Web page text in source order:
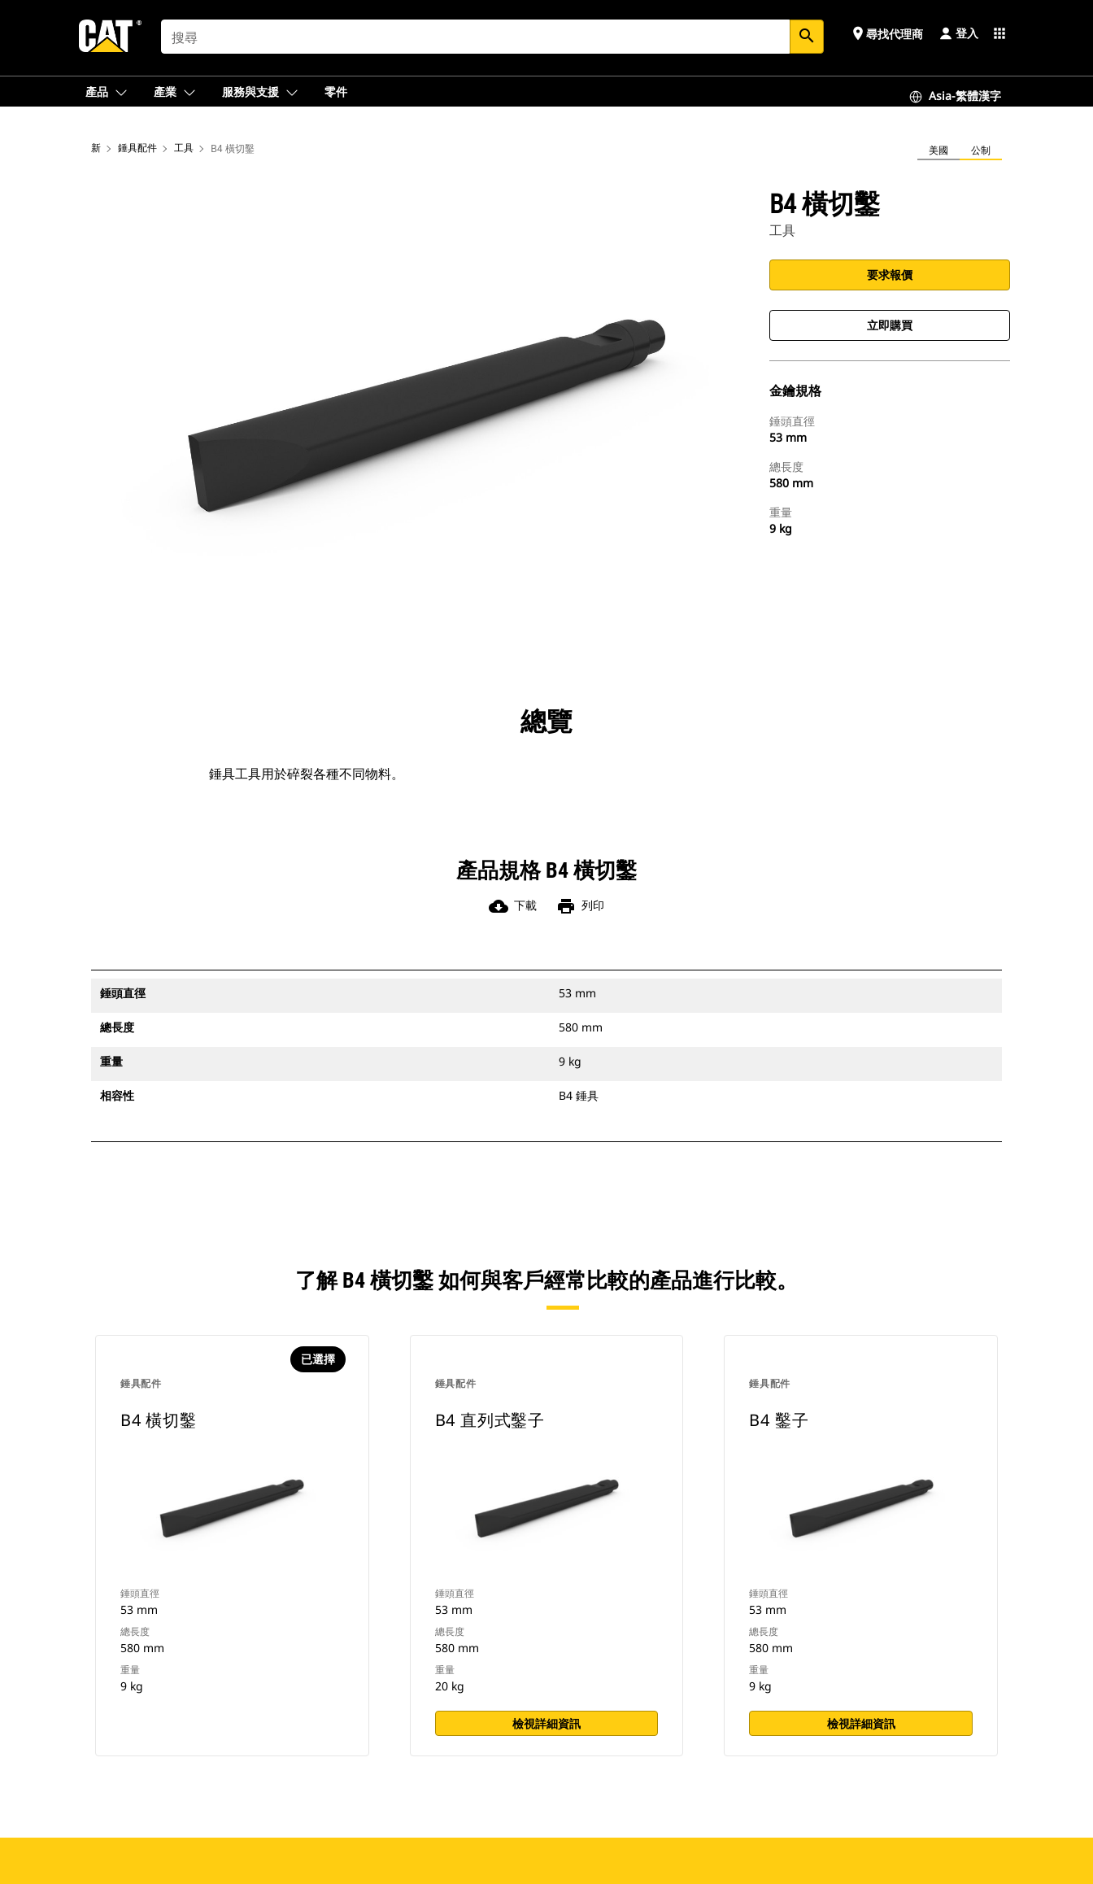
SEARCH search place 尋找代理商 登入 apps
產品 產業 服務與支援 零件 Asia-繁體漢字
新 錘具配件 工具 B4 橫切鑿 美國 公制
B4 橫切鑿
工具
要求報價
立即購買
金鑰規格
錘頭直徑
53 mm
總長度
580 mm
重量
9 kg
導覽總覽
錘具工具用於碎裂各種不同物料。
產品規格 B4 橫切鑿
cloud_download 下載 print 列印
錘頭直徑 53 mm
總長度 580 mm
重量 9 kg
相容性 B4 錘具
了解 B4 橫切鑿 如何與客戶經常比較的產品進行比較。
錘具配件
已選擇
B4 橫切鑿
錘頭直徑
53 mm
總長度
580 mm
重量
9 kg
錘具配件
B4 直列式鑿子
錘頭直徑
53 mm
總長度
580 mm
重量
20 kg
檢視詳細資訊
錘具配件
B4 鑿子
錘頭直徑
53 mm
總長度
580 mm
重量
9 kg
檢視詳細資訊